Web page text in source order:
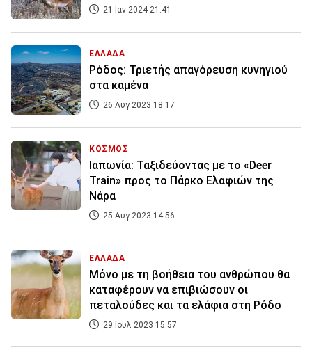
21 Ιαν 2024 21:41
ΕΛΛΑΔΑ
Ρόδος: Τριετής απαγόρευση κυνηγιού
στα καμένα
26 Αυγ 2023 18:17
ΚΟΣΜΟΣ
Ιαπωνία: Ταξιδεύοντας με το «Deer
Train» προς το Πάρκο Ελαφιών της
Νάρα
25 Αυγ 2023 14:56
ΕΛΛΑΔΑ
Μόνο με τη βοήθεια του ανθρώπου θα
καταφέρουν να επιβιώσουν οι
πεταλούδες και τα ελάφια στη Ρόδο
29 Ιουλ 2023 15:57